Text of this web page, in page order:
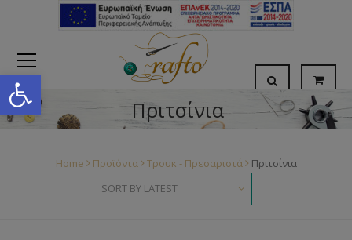
Open toolbar
Πριτσίνια
Home Προϊόντα Τρουκ - Πρεσαριστά Πριτσίνια